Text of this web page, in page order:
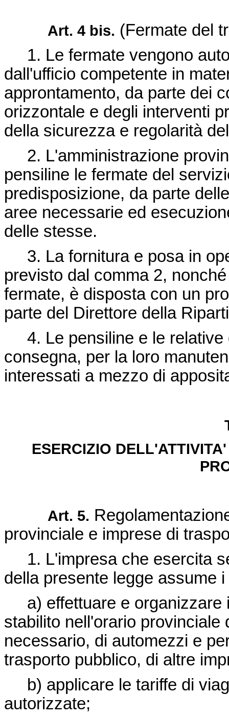
Art. 4 bis. (Fermate del
1. Le fermate vengono
dall'ufficio competente in
approntamento, da parte dei
orizzontale e degli interventi
della sicurezza e regolarità
2. L'amministrazione
pensiline le fermate del
predisposizione, da parte
aree necessarie ed
delle stesse.
3. La fornitura e posa in
previsto dal comma 2,
fermate, è disposta con un
parte del Direttore della
4. Le pensiline e le relative
consegna, per la loro
interessati a mezzo di
ESERCIZIO
Art. 5.
provinciale e imprese di
1. L'impresa che esercita
della presente legge assume
a) effettuare e organizzare
stabilito nell'orario
necessario, di automezzi e
trasporto pubblico, di altre
b) applicare le tariffe di
autorizzate;